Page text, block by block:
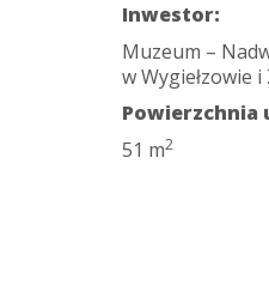
Inwestor:
Muzeum –
w Wygiełzowie
Powierzchnia
51 m2